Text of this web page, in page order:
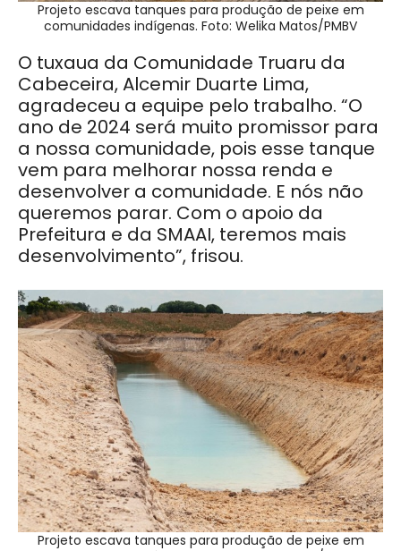
Projeto escava tanques para produção de peixe em
comunidades indígenas. Foto: Welika Matos/PMBV
O tuxaua da Comunidade Truaru da
Cabeceira, Alcemir Duarte Lima,
agradeceu a equipe pelo trabalho. “O
ano de 2024 será muito promissor para
a nossa comunidade, pois esse tanque
vem para melhorar nossa renda e
desenvolver a comunidade. E nós não
queremos parar. Com o apoio da
Prefeitura e da SMAAI, teremos mais
desenvolvimento”, frisou.
Projeto escava tanques para produção de peixe em